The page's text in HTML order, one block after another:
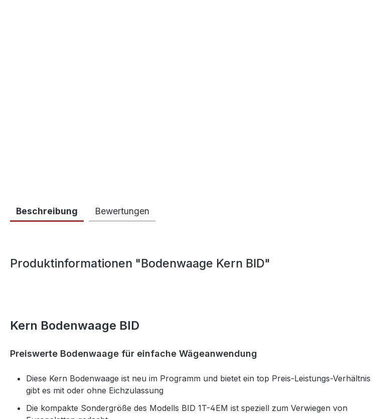
Beschreibung Bewertungen
Produktinformationen "Bodenwaage Kern BID"
Kern Bodenwaage BID
Preiswerte Bodenwaage für einfache Wägeanwendung
Diese Kern Bodenwaage ist neu im Programm und bietet ein top Preis-Leistungs-Verhältnis
gibt es mit oder ohne Eichzulassung
Die kompakte Sondergröße des Modells BID 1T-4EM ist speziell zum Verwiegen von